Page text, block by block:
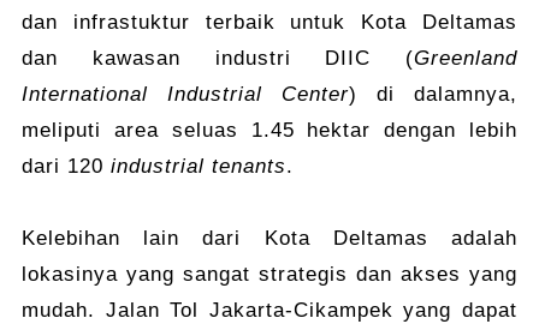
dan infrastuktur terbaik untuk Kota Deltamas
dan kawasan industri DIIC (Greenland
International Industrial Center) di dalamnya,
meliputi area seluas 1.45 hektar dengan lebih
dari 120 industrial tenants.
Kelebihan lain dari Kota Deltamas adalah
lokasinya yang sangat strategis dan akses yang
mudah. Jalan Tol Jakarta-Cikampek yang dapat